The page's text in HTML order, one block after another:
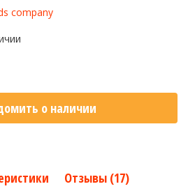
company
о наличии
Отзывы (17)